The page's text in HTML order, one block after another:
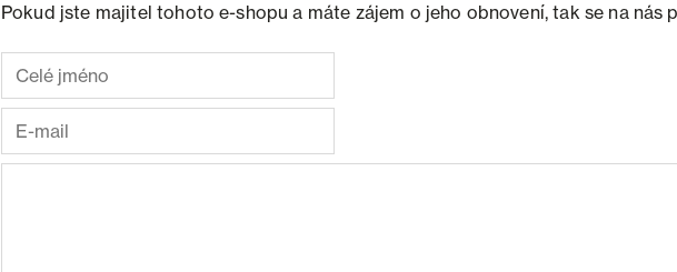
Pokud jste majitel tohoto e-shopu a máte zájem o jeho obnovení, tak se na nás